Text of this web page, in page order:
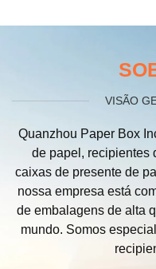
VISÃO
Quanzhou Paper Box
de papel, recipientes
caixas de presente de
nossa empresa está
de embalagens de alta
mundo. Somos